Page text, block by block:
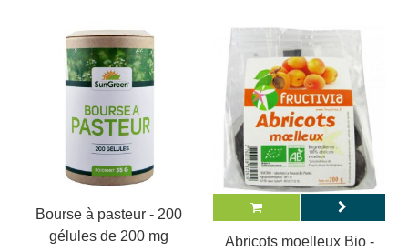
Bourse à pasteur - 200
gélules de 200 mg
Abricots moelleux Bio -